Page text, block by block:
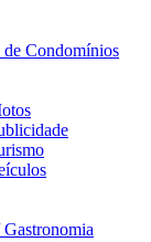
Condomínios